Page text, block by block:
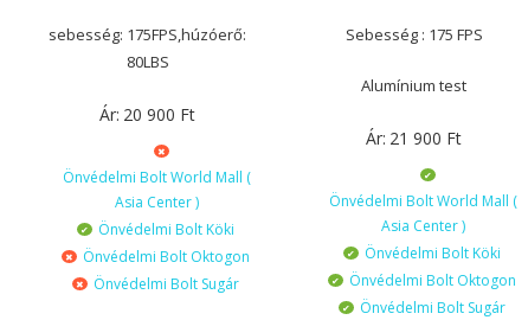
sebesség: 175FPS,húzóerő:
80LBS
Ár: 20 900 Ft
Önvédelmi Bolt World Mall (
Asia Center )
Önvédelmi Bolt Köki
Önvédelmi Bolt Oktogon
Önvédelmi Bolt Sugár
Sebesség : 175 FPS
Alumínium test
Ár: 21 900 Ft
Önvédelmi Bolt World Mall (
Asia Center )
Önvédelmi Bolt Köki
Önvédelmi Bolt Oktogon
Önvédelmi Bolt Sugár